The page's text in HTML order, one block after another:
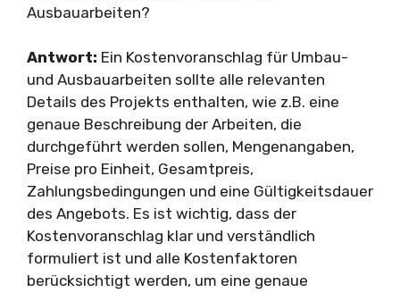
Ausbauarbeiten?
Antwort: Ein Kostenvoranschlag für Umbau-
und Ausbauarbeiten sollte alle relevanten
Details des Projekts enthalten, wie z.B. eine
genaue Beschreibung der Arbeiten, die
durchgeführt werden sollen, Mengenangaben,
Preise pro Einheit, Gesamtpreis,
Zahlungsbedingungen und eine Gültigkeitsdauer
des Angebots. Es ist wichtig, dass der
Kostenvoranschlag klar und verständlich
formuliert ist und alle Kostenfaktoren
berücksichtigt werden, um eine genaue